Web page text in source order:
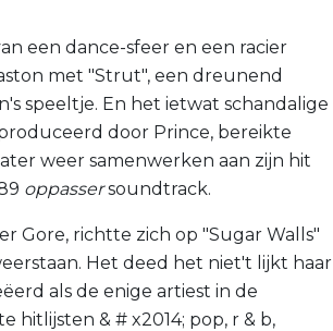
een dance-sfeer en een racier
met "Strut", een dreunend
speeltje. En het ietwat schandalige
door Prince, bereikte
weer samenwerken aan zijn hit
oppassersoundtrack.
Gore, richtte zich op "Sugar Walls"
Het deed het niet't lijkt haar
als de enige artiest in de
hitlijsten & # x2014; pop, r & b,